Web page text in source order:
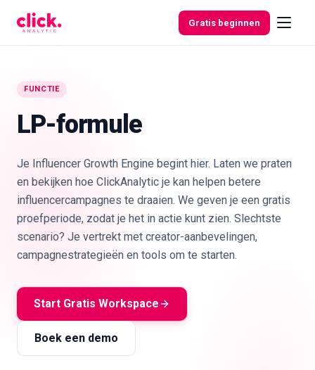
Gratis beginnen
Functies
tools
🇳🇱
FUNCTIE
LP-formule
Je Influencer Growth Engine begint hier. Laten we praten
en bekijken hoe ClickAnalytic je kan helpen betere
influencercampagnes te draaien. We geven je een gratis
proefperiode, zodat je het in actie kunt zien. Slechtste
scenario? Je vertrekt met creator-aanbevelingen,
campagnestrategieën en tools om te starten.
Start Gratis Workspace
Boek een demo